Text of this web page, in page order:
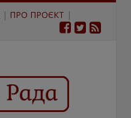
| ПРО ПРОЄКТ |